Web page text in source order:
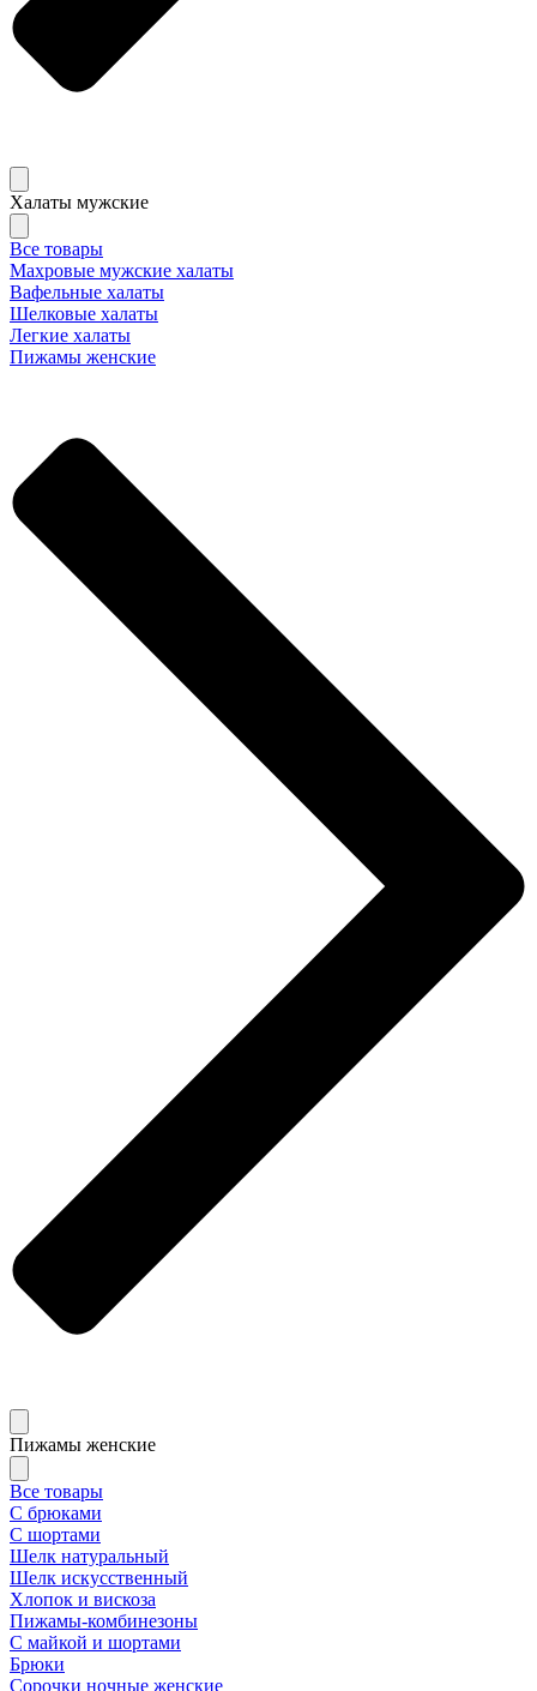
Халаты мужские
Все товары
Махровые мужские халаты
Вафельные халаты
Шелковые халаты
Легкие халаты
Пижамы женские
Пижамы женские
Все товары
С брюками
С шортами
Шелк натуральный
Шелк искусственный
Хлопок и вискоза
Пижамы-комбинезоны
С майкой и шортами
Брюки
Сорочки ночные женские